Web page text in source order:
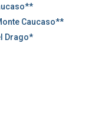
Caucaso**
Drago*